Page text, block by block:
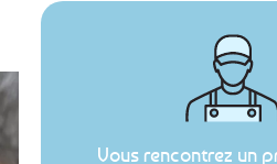
Vous rencontrez un